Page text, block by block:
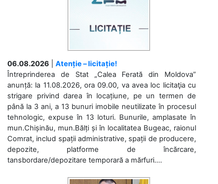
06.08.2026
Atenție – licitație!
Întreprinderea de Stat „Calea Ferată din Moldova”
anunță: la 11.08.2026, ora 09.00, va avea loc licitaţia cu
strigare privind darea în locațiune, pe un termen de
până la 3 ani, a 13 bunuri imobile neutilizate în procesul
tehnologic, expuse în 13 loturi. Bunurile, amplasate în
mun.Chișinău, mun.Bălți și în localitatea Bugeac, raionul
Comrat, includ spații administrative, spații de producere,
depozite, platforme de încărcare,
tansbordare/depozitare temporară a mărfuri....